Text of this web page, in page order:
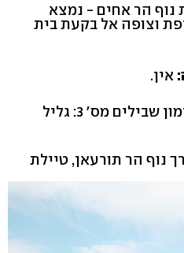
נוף הר אחים - נמצא
וצופה אל בקעת בית
אין.
מפת טיולים וסימון שבילים מס' 3: גליל
נוף הר תורעאן, טיילת